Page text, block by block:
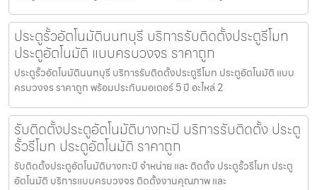
ประตูรั้วอัตโนมัตินนทบุรี บริการรับติดตั้งประตูรีโมท
ประตูอัตโนมัติ แบบครบวงจร ราคาถูก
ประตูรั้วอัตโนมัตินนทบุรี บริการรับติดตั้งประตูรีโมท ประตูอัตโนมัติ แบบ
ครบวงจร ราคาถูก พร้อมประกันมอเตอร์ 5 ปี อะไหล่ 2
รับติดตั้งประตูอัตโนมัติบางกะปิ บริการรับติดตั้ง ประตู
รั้วรีโมท ประตูอัตโนมัติ ราคาถูก
รับติดตั้งประตูอัตโนมัติบางกะปิ จำหน่าย และ ติดตั้ง ประตูรั้วรีโมท ประตู
อัตโนมัติ บริการแบบครบวงจร ติดตั้งงานคุณภาพ และ